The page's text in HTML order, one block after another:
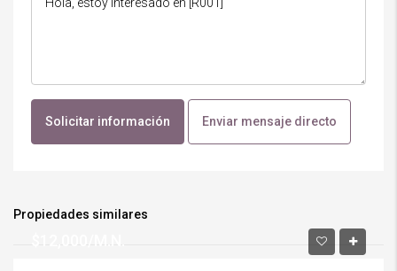
Solicitar información Enviar mensaje directo
Propiedades similares
$12,000/M.N.